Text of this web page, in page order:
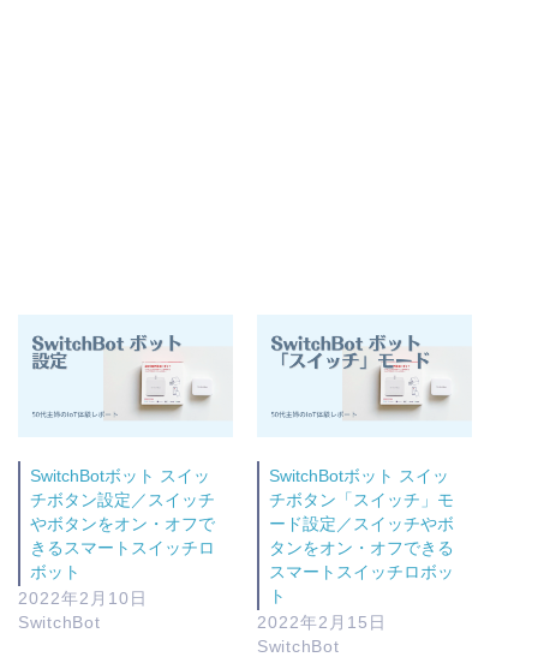
SwitchBotボット スイッ
チボタン設定／スイッチ
やボタンをオン・オフで
きるスマートスイッチロ
ボット
2022年2月10日
SwitchBot
SwitchBotボット スイッ
チボタン「スイッチ」モ
ード設定／スイッチやボ
タンをオン・オフできる
スマートスイッチロボッ
ト
2022年2月15日
SwitchBot